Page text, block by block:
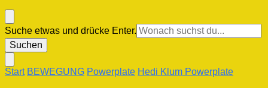
Suchst
du
nach
Suche etwas und drücke Enter.
Start BEWEGUNG Powerplate Hedi Klum Powerplate